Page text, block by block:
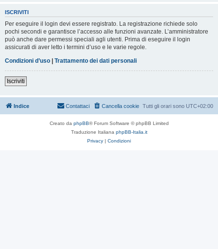
ISCRIVITI
Per eseguire il login devi essere registrato. La registrazione richiede solo
pochi secondi e garantisce l’accesso alle funzioni avanzate. L’amministratore
può anche dare permessi speciali agli utenti. Prima di eseguire il login
assicurati di aver letto i termini d’uso e le varie regole.
Condizioni d’uso | Trattamento dei dati personali
Iscriviti
Indice Tutti gli orari sono UTC+02:00
Cancella cookie
Contattaci
Creato da phpBB® Forum Software © phpBB Limited
Traduzione Italiana phpBB-Italia.it
Privacy | Condizioni